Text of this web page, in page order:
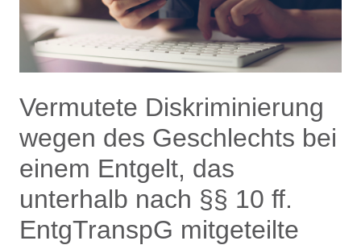
Vermutete Diskriminierung
wegen des Geschlechts bei
einem Entgelt, das
unterhalb nach §§ 10 ff.
EntgTranspG mitgeteilte